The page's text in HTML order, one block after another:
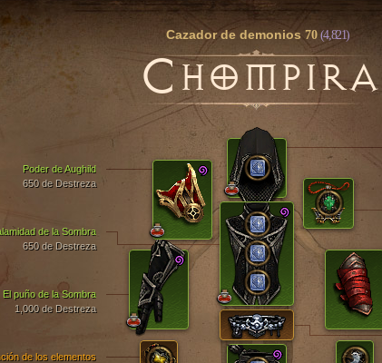
Cazador de demonios70 (4,821)
CHOMPIRA
de la Sombra
650 de Destreza
El puño de la Sombra
1,000 de Destreza
Poder de Aughild
650 de Destreza
de los elementos